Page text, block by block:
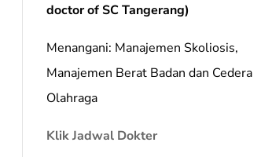
doctor of SC Tangerang)
Menangani: Manajemen Skoliosis,
Manajemen Berat Badan dan Cedera
Olahraga
Klik Jadwal Dokter